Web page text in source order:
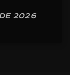
2026